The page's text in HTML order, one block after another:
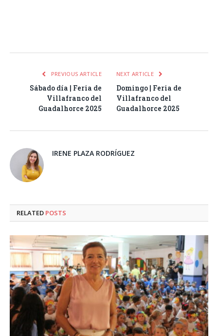
PREVIOUS ARTICLE
Sábado día | Feria de
Villafranco del
Guadalhorce 2025
NEXT ARTICLE
Domingo | Feria de
Villafranco del
Guadalhorce 2025
IRENE PLAZA RODRÍGUEZ
RELATED POSTS